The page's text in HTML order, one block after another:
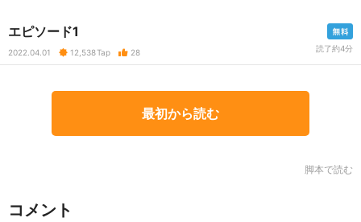
エピソード1
2022.04.01 12,538Tap 28 読了約4分
最初から読む
脚本で読む
コメント